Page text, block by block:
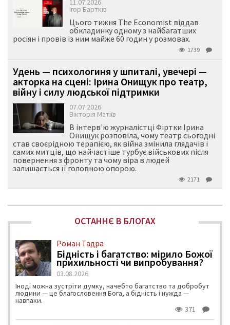
11.07.2026
Ігор Бартків
Цього тижня The Economist віддав
обкладинку одному з найбагатших
росіян і провів із ним майже 60 годин у розмовах.
1739
Удень — психологиня у шпиталі, увечері —
акторка на сцені: Ірина Онищук про театр,
війну і силу людської підтримки
07.07.2026
Вікторія Матіїв
В інтерв'ю журналістці Фіртки Ірина
Онищук розповіла, чому театр сьогодні
став своєрідною терапією, як війна змінила глядачів і
самих митців, що найчастіше турбує військових після
повернення з фронту та чому віра в людей
залишається її головною опорою.
2171
ОСТАННЄ В БЛОГАХ
Роман Тадра
Бідність і багатство: мірило Божої
прихильності чи випробування?
03.08.2026
Іноді можна зустріти думку, начебто багатство та добробут
людини — це благословення Бога, а бідність і нужда —
навпаки.
371